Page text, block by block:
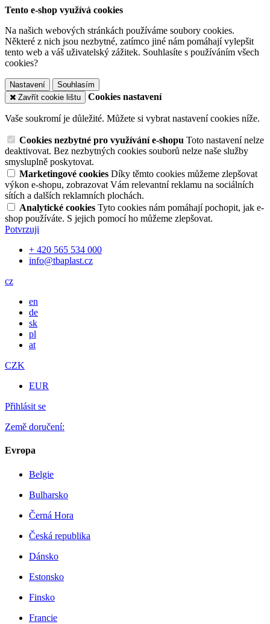
Tento e-shop využívá cookies
Na našich webových stránkách používáme soubory cookies.
Některé z nich jsou nezbytné, zatímco jiné nám pomáhají vylepšit
tento web a váš uživatelský zážitek. Souhlasíte s používáním všech
cookies?
Nastavení
Souhlasím
Zavřít cookie lištu
Cookies nastavení
Vaše soukromí je důležité. Můžete si vybrat nastavení cookies níže.
Cookies nezbytné pro využívání e-shopu Toto nastavení nelze
deaktivovat. Bez nezbytných cookies souborů nelze naše služby
smysluplně poskytovat.
Marketingové cookies Díky těmto cookies můžeme zlepšovat
výkon e-shopu, zobrazovat Vám relevantní reklamu na sociálních
sítích a dalších reklamních plochách.
Analytické cookies Tyto cookies nám pomáhají pochopit, jak e-
shop používáte. S jejich pomocí ho můžeme zlepšovat.
Potvrzuji
+ 420 565 534 000
info@tbaplast.cz
cz
en
de
sk
pl
at
CZK
EUR
Přihlásit se
Země doručení:
Evropa
Belgie
Bulharsko
Černá Hora
Česká republika
Dánsko
Estonsko
Finsko
Francie